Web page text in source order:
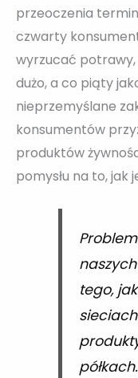
przeoczenia
czwarty
wyrzucać
dużo, a co piąty
nieprzemyślane
konsumentów
produktów
pomysłu na to, jak
tego,